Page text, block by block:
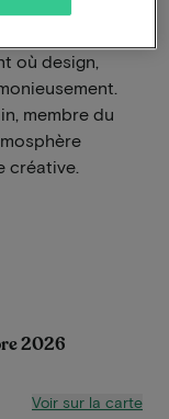
où design,
membre du
créative.
2026
Voir sur la carte